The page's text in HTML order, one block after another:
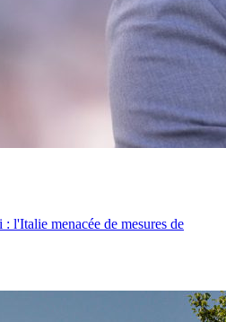
l'Italie menacée de mesures de